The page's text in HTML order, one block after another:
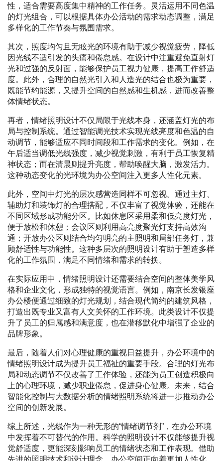
性，适合需要高度集中精神的工作任务。灵活运用不同色温
的灯光组合，可以根据具体办公活动的需求动态调整，满足
多样化的工作节奏与氛围需求。
其次，照度均匀且无眩光的环境有助于减少视觉疲劳，降低
因光线不适引发的头痛和倦怠感。在设计中注重避免直射灯
光和过强的反射面，能够保护员工视力健康，提高工作舒适
度。此外，合理的自然光引入和人造光的结合也极为重要，
既能节约能源，又提升空间的自然感和生机感，进而改善整
体情绪状态。
再者，情绪照明设计不仅局限于光线本身，还涵盖灯光的布
局与控制系统。通过智能调光技术实现光线亮度和色温的自
动调节，能够适应不同时间段和工作需求的变化。例如，在
午后适当调低光线强度，减少视觉刺激，有利于员工恢复精
神状态；而在清晨则提升亮度，帮助唤醒大脑，激发活力。
这种动态变化的光环境为办公空间注入更多人性化元素。
此外，空间中灯光的层次感营造同样不可忽视。通过主灯、
辅助灯和装饰灯的合理搭配，不仅丰富了视觉体验，还能在
不同区域形成功能分区。比如休息区采用柔和低亮度灯光，
便于放松和休憩；会议区则利用高亮度聚光灯支持高效沟
通；开放办公区则结合均匀明亮的主照明和局部任务灯，兼
顾舒适性与功能性。这种多层次的照明设计有助于塑造多样
化的工作氛围，满足不同情绪和需求的转换。
在实际应用中，情绪照明设计还需要结合空间的整体美学风
格和企业文化，形成独特的视觉语言。例如，南京长发银座
办公楼便通过细致的灯光规划，结合现代简约的建筑风格，
打造出既专业又富有人文关怀的工作环境。此类设计不仅提
升了员工的归属感和满意度，也在潜移默化中增强了企业的
品牌形象。
最后，随着人们对心理健康的重视日益提升，办公环境中的
情绪照明设计成为提升员工福祉的重要手段。合理的灯光布
局和动态调节不仅改善了工作体验，还能为员工创造积极向
上的心理环境，减少职业倦怠，促进身心健康。未来，结合
智能化控制与大数据分析的情绪照明系统将进一步推动办公
空间的创新发展。
综上所述，光线作为一种无形的“情绪调节剂”，在办公环境
中发挥着不可替代的作用。科学的照明设计不仅能够提升视
觉舒适度，更能深刻影响员工的情绪状态和工作表现。借助